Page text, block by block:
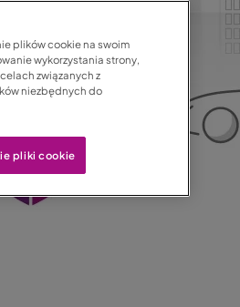
plików cookie na swoim
wykorzystania strony,
związanych z
niezbędnych do
pliki cookie